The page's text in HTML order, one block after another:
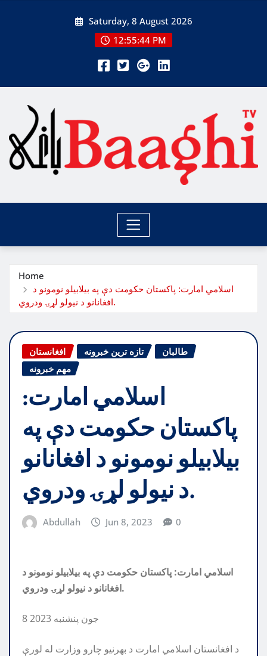
Saturday, 8 August 2026
12:55:46 PM
Home
اسلامي امارت: پاکستان حکومت دې په بیلابیلو نومونو د
افغانانو د نیولو لړۍ ودروي.
افغانستان تازه ترین خبرونه
طالبان
مهم خبرونه
اسلامي امارت:
پاکستان حکومت دې په
بیلابیلو نومونو د افغانانو
د نیولو لړۍ ودروي.
Abdullah Jun 8, 2023 0
اسلامي امارت: پاکستان حکومت دې په بیلابیلو نومونو د
افغانانو د نیولو لړۍ ودروي.
8 جون پنشنبه 2023
د افغانستان اسلامي امارت د بهرنیو چارو وزارت له لورې